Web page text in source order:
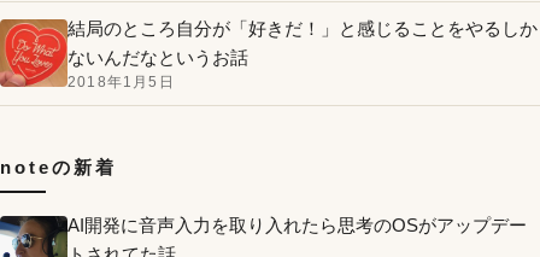
結局のところ自分が「好きだ！」と感じることをやるしか
ないんだなというお話
2018年1月5日
noteの新着
AI開発に音声入力を取り入れたら思考のOSがアップデー